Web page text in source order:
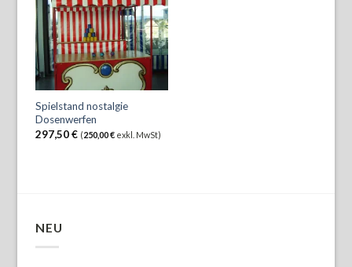
Spielstand nostalgie
Dosenwerfen
297,50€ (250,00€ exkl. MwSt)
NEU